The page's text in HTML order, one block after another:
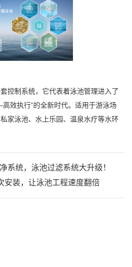
控制系统，它代表着泳池管理进入了
效执行”的全新时代。适用于游泳场
家泳池、水上乐园、温泉水疗等水环
系统，泳池过滤系统大升级！
安装，让泳池工程速度翻倍